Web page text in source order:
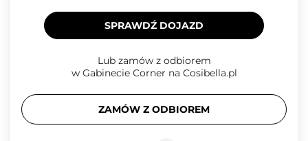
SPRAWDŹ DOJAZD
Lub zamów z odbiorem
w Gabinecie Corner na Cosibella.pl
ZAMÓW Z ODBIOREM